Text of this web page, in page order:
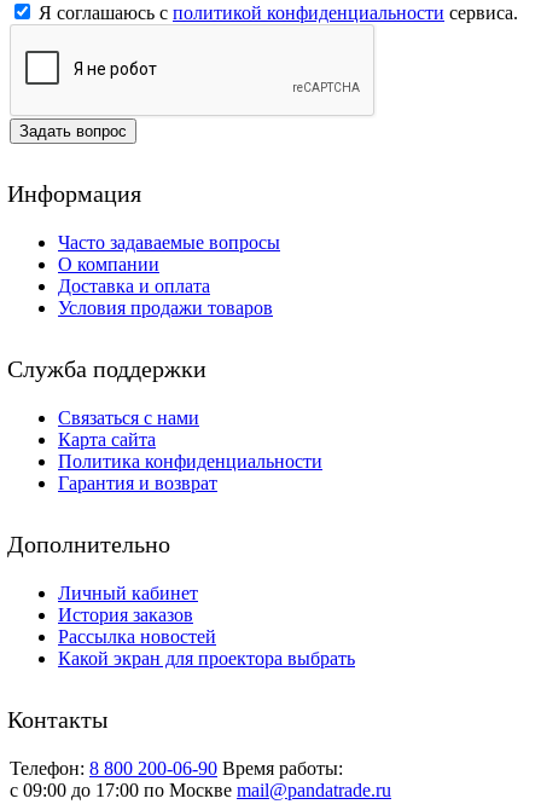
Я соглашаюсь с политикой конфиденциальности сервиса.
Задать вопрос
Информация
Часто задаваемые вопросы
О компании
Доставка и оплата
Условия продажи товаров
Служба поддержки
Связаться с нами
Карта сайта
Политика конфиденциальности
Гарантия и возврат
Дополнительно
Личный кабинет
История заказов
Рассылка новостей
Какой экран для проектора выбрать
Контакты
Телефон: 8 800 200-06-90 Время работы:
c 09:00 до 17:00 по Москве mail@pandatrade.ru